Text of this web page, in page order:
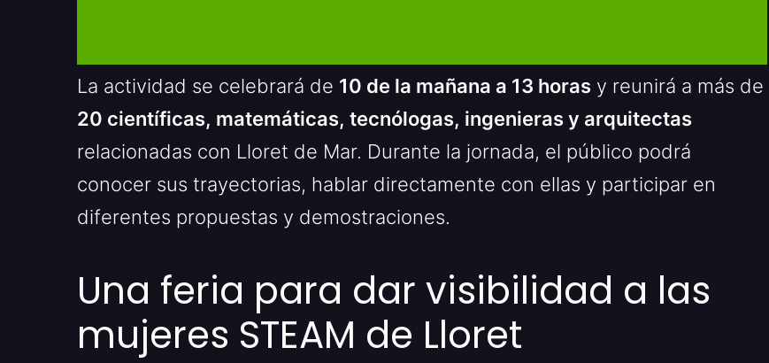
La actividad se celebrará de 10 de la mañana a 13 horas y reunirá a más de
20 científicas, matemáticas, tecnólogas, ingenieras y arquitectas
relacionadas con Lloret de Mar. Durante la jornada, el público podrá
conocer sus trayectorias, hablar directamente con ellas y participar en
diferentes propuestas y demostraciones.
Una feria para dar visibilidad a las
mujeres STEAM de Lloret